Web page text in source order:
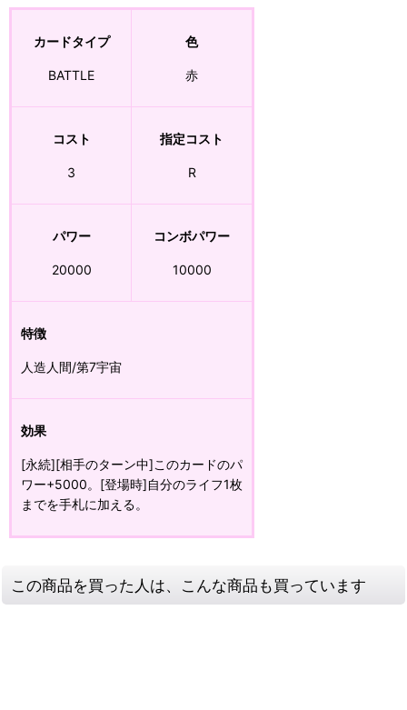
カードタイプ
BATTLE
色
赤
コスト
3
指定コスト
R
パワー
20000
コンボパワー
10000
特徴
人造人間/第7宇宙
効果
[永続][相手のターン中]このカードのパ
ワー+5000。[登場時]自分のライフ1枚
までを手札に加える。
この商品を買った人は、こんな商品も買っています